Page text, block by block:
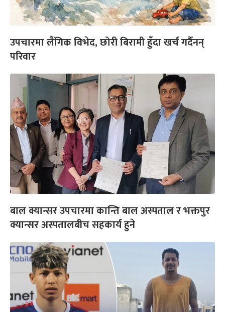
उपचारमा लैंगिक विभेद, छोरी बिरामी हुँदा खर्च गर्दैनन्
परिवार
बाल क्यान्सर उपचारमा कान्ति बाल अस्पताल र भक्तपुर
क्यान्सर अस्पतालबीच सहकार्य हुने